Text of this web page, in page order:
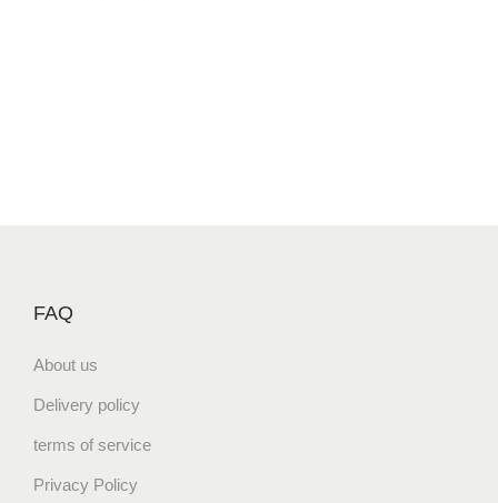
FAQ
About us
Delivery policy
terms of service
Privacy Policy